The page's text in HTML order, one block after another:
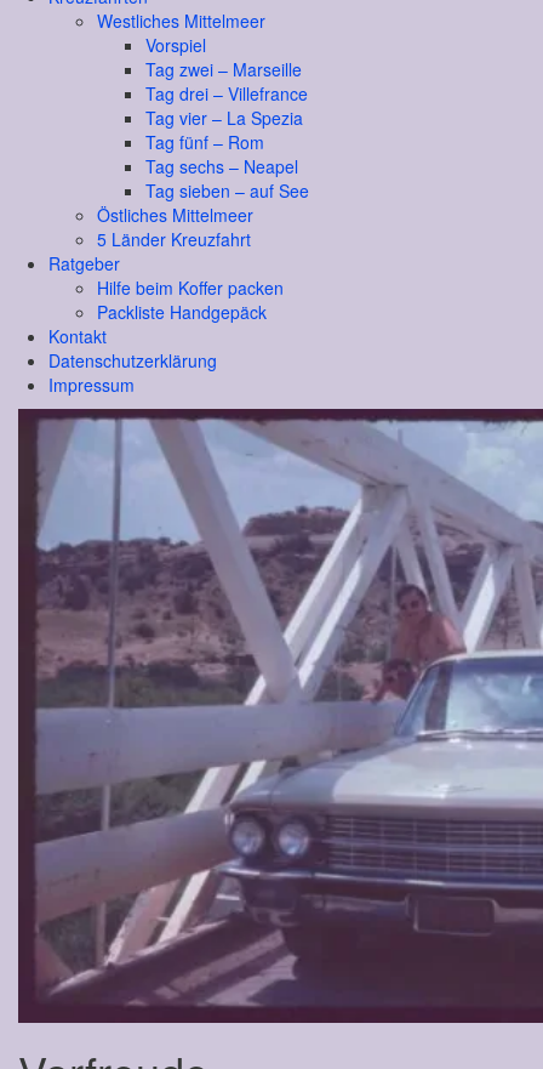
Westliches Mittelmeer
Vorspiel
Tag zwei – Marseille
Tag drei – Villefrance
Tag vier – La Spezia
Tag fünf – Rom
Tag sechs – Neapel
Tag sieben – auf See
Östliches Mittelmeer
5 Länder Kreuzfahrt
Ratgeber
Hilfe beim Koffer packen
Packliste Handgepäck
Kontakt
Datenschutzerklärung
Impressum